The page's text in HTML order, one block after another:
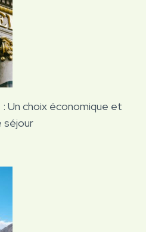
Un choix économique et
séjour